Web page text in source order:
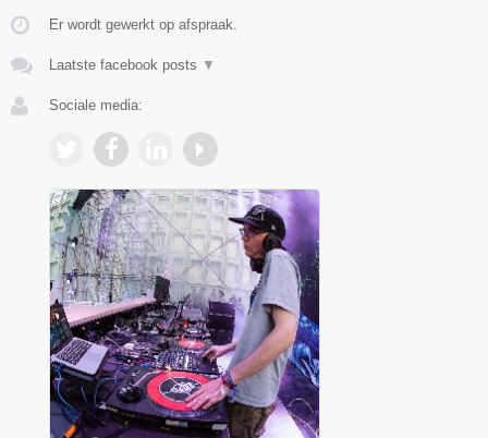
Er wordt gewerkt op afspraak.
Laatste facebook posts ▼
Sociale media: